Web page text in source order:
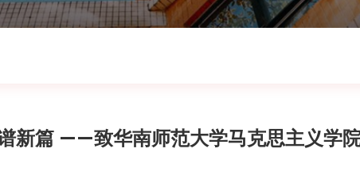
新篇 ——致华南师范大学马克思主义学